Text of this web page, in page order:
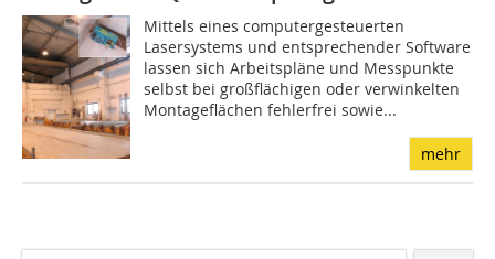
Mittels eines computergesteuerten
Lasersystems und entsprechender Software
lassen sich Arbeitspläne und Messpunkte
selbst bei großflächigen oder verwinkelten
Mon­tageflächen fehlerfrei sowie...
mehr